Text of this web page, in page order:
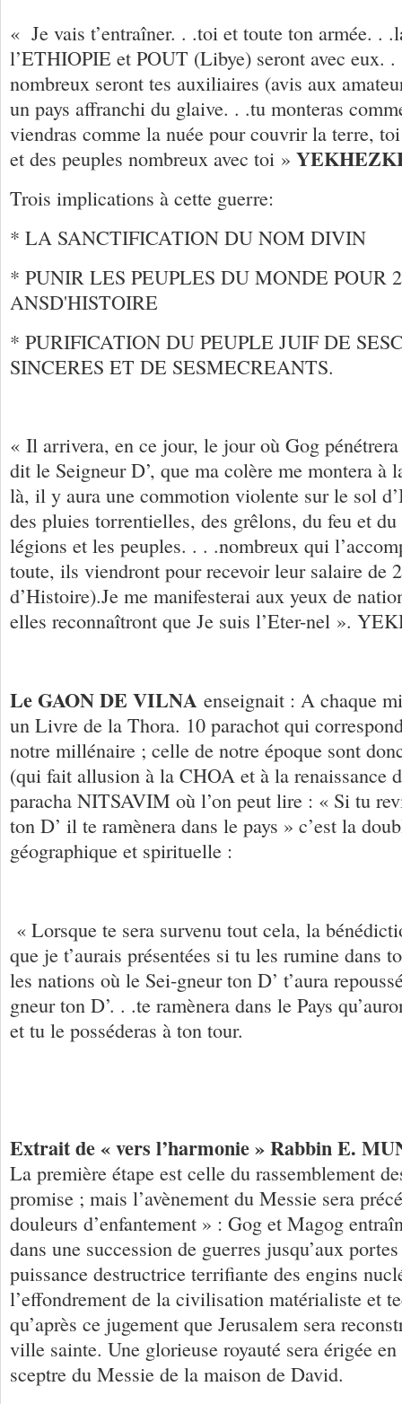
« Je vais t’entraîner. . .toi et toute ton armée. .
l’ETHIOPIE et POUT (Libye) seront avec eux. .
nombreux seront tes auxiliaires (avis aux
un pays affranchi du glaive. . .tu monteras
viendras comme la nuée pour couvrir la terre,
et des peuples nombreux avec toi »
Trois implications à cette guerre:
* LA SANCTIFICATION DU NOM DIVIN
* PUNIR LES PEUPLES DU MONDE POUR
ANSD'HISTOIRE
* PURIFICATION DU PEUPLE JUIF DE
SINCERES ET DE SESMECREANTS.
« Il arrivera, en ce jour, le jour où Gog
dit le Seigneur D’, que ma colère me montera à
là, il y aura une commotion violente sur le sol
des pluies torrentielles, des grêlons, du feu et
légions et les peuples. . . .nombreux qui
toute, ils viendront pour recevoir leur salaire de
d’Histoire).Je me manifesterai aux yeux de
elles reconnaîtront que Je suis l’Eter-nel ».
Le GAON DE VILNA enseignait : A chaque
un Livre de la Thora. 10 parachot qui
notre millénaire ; celle de notre époque sont
(qui fait allusion à la CHOA et à la renaissance
paracha NITSAVIM où l’on peut lire : « Si tu
ton D’ il te ramènera dans le pays » c’est la
géographique et spirituelle :
« Lorsque te sera survenu tout cela, la
que je t’aurais présentées si tu les rumine dans
les nations où le Sei-gneur ton D’ t’aura
gneur ton D’. . .te ramènera dans le Pays
et tu le posséderas à ton tour.
Extrait de « vers l’harmonie » Rabbin E.
La première étape est celle du rassemblement
promise ; mais l’avènement du Messie sera
douleurs d’enfantement » : Gog et Magog
dans une succession de guerres jusqu’aux
puissance destructrice terrifiante des engins
l’effondrement de la civilisation matérialiste et
qu’après ce jugement que Jerusalem sera
ville sainte. Une glorieuse royauté sera érigée
sceptre du Messie de la maison de David.